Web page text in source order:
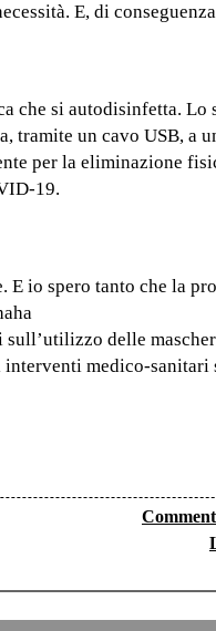
E, di
che si autodisinfetta. Lo
tramite un cavo USB, a
per la eliminazione
19.
E io spero tanto che la
sull’utilizzo delle
medico-sanitari